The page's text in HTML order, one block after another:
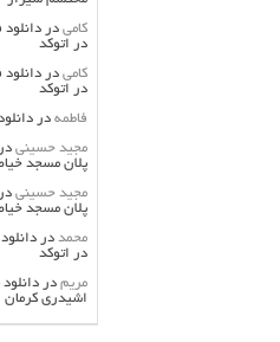
کامی در
در اتوکد
کامی در
در اتوکد
فاطمه در
مجید حسینی
پلان مسجد
مجید حسینی
پلان مسجد
محمد در
در اتوکد
مریم در
اشیدری کرمان